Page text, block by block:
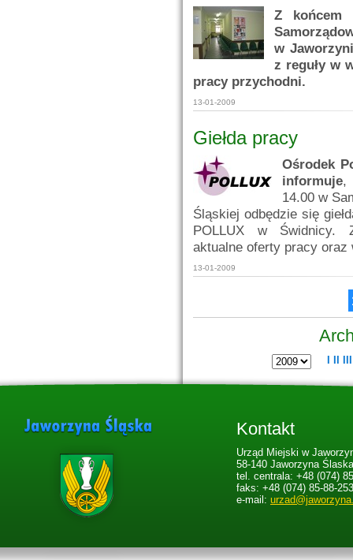
Z końcem
w
z reguły w
pracy przychodni.
13-01-2009
Giełda pracy
Ośrodek
informuje,
14.00 w
Śląskiej odbędzie się
POLLUX w Świdnicy.
aktualne oferty pracy
13-01-2009
Kontakt
Urząd Miejski w
58-140 Jaworzyna
tel. centrala: +48 (074)
faks: +48 (074) 85-88-253
e-mail: